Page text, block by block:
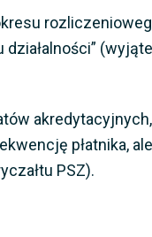
płatnika,
PSZ).